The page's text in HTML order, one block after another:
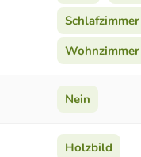
Schlafzimmer
Wohnzimmer
Nein
Holzbild